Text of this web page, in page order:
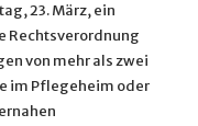
23. März, ein
Rechtsverordnung
von mehr als zwei
im Pflegeheim oder